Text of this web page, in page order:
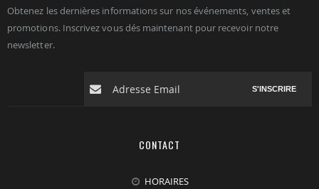
Obtenez les dernières informations sur nos événements, ventes et
promotions. Inscrivez vous dés maintenant pour recevoir notre
newsletter.
S'INSCRIRE
CONTACT
HORAIRES